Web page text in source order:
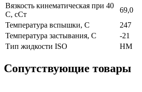
Вязкость кинематическая при 40
С, сСт
69,0
Температура вспышки, С
247
Температура застывания, С
-21
Тип жидкости ISO
HM
Сопутствующие товары